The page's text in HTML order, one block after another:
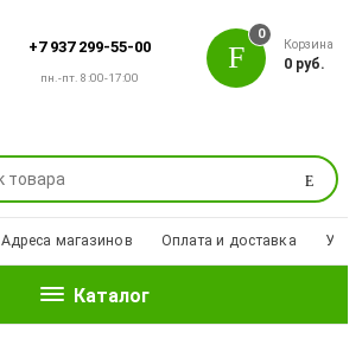
+7 937 299-55-00
пн.-пт. 8:00-17:00
Поиск
0
Корзина
0 руб.
Адреса магазинов Оплата и доставка
Каталог